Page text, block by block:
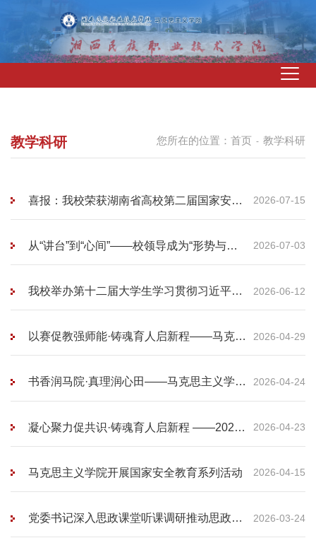
您所在的位置： 首页 - 教学科研
教学科研
喜报：我校荣获湖南省高校第二届国家安全
2026-07-15
从“讲台”到“心间”——校领导成为“形势与政
2026-07-03
我校举办第十二届大学生学习贯彻习近平新
2026-06-12
以赛促教强师能·铸魂育人启新程——马克思
2026-04-29
书香润马院·真理润心田——马克思主义学院
2026-04-24
凝心聚力促共识·铸魂育人启新程 ——2026
2026-04-23
马克思主义学院开展国家安全教育系列活动 2026-04-15
党委书记深入思政课堂听课调研推动思政课
2026-03-24